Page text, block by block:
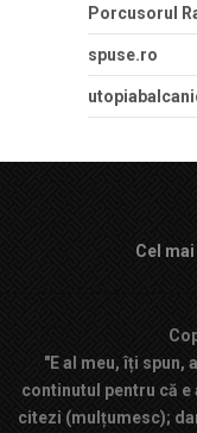
Porcusorul
spuse.ro
Cel
"E al meu, îți spun,
continutul pentru că
citezi (mulțumesc);